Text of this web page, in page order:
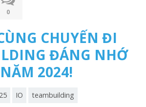
0
CHUYẾN ĐI
ĐÁNG NHỚ
2024!
IO teambuilding